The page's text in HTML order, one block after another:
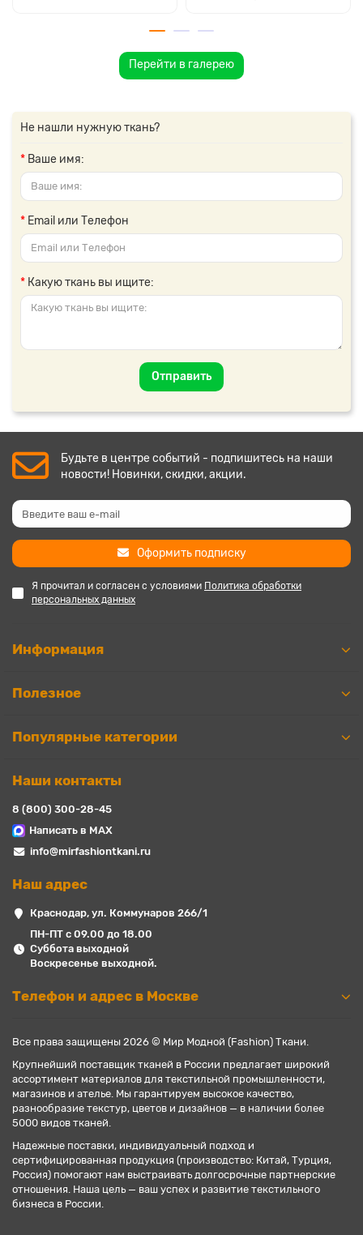
Перейти в галерею
Не нашли нужную ткань?
Ваше имя:
Email или Телефон
Какую ткань вы ищите:
Отправить
Будьте в центре событий - подпишитесь на наши
новости! Новинки, скидки, акции.
Оформить подписку
Я прочитал и согласен с условиями Политика обработки
персональных данных
Информация
Полезное
Популярные категории
Наши контакты
8 (800) 300-28-45
Написать в MAX
info@mirfashiontkani.ru
Наш адрес
Краснодар, ул. Коммунаров 266/1
ПН-ПТ с 09.00 до 18.00
Суббота выходной
Воскресенье выходной.
Телефон и адрес в Москве
Все права защищены 2026 © Мир Модной (Fashion) Ткани.
Крупнейший поставщик тканей в России предлагает широкий
ассортимент материалов для текстильной промышленности,
магазинов и ателье. Мы гарантируем высокое качество,
разнообразие текстур, цветов и дизайнов — в наличии более
5000 видов тканей.
Надежные поставки, индивидуальный подход и
сертифицированная продукция (производство: Китай, Турция,
Россия) помогают нам выстраивать долгосрочные партнерские
отношения. Наша цель — ваш успех и развитие текстильного
бизнеса в России.